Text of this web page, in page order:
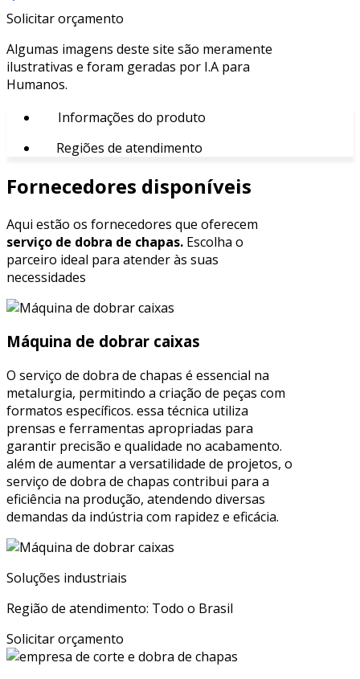
Solicitar orçamento
Algumas imagens deste site são meramente
ilustrativas e foram geradas por I.A para
Humanos.
Informações do produto
Regiões de atendimento
Fornecedores disponíveis
Aqui estão os fornecedores que oferecem
serviço de dobra de chapas. Escolha o
parceiro ideal para atender às suas
necessidades
Máquina de dobrar caixas
O serviço de dobra de chapas é essencial na
metalurgia, permitindo a criação de peças com
formatos específicos. essa técnica utiliza
prensas e ferramentas apropriadas para
garantir precisão e qualidade no acabamento.
além de aumentar a versatilidade de projetos, o
serviço de dobra de chapas contribui para a
eficiência na produção, atendendo diversas
demandas da indústria com rapidez e eficácia.
Soluções industriais
Região de atendimento: Todo o Brasil
Solicitar orçamento